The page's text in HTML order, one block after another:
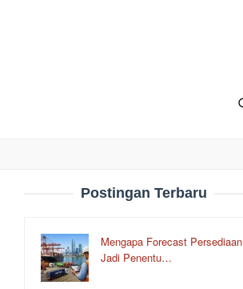
Postingan Terbaru
Mengapa Forecast Persediaan
Jadi Penentu…